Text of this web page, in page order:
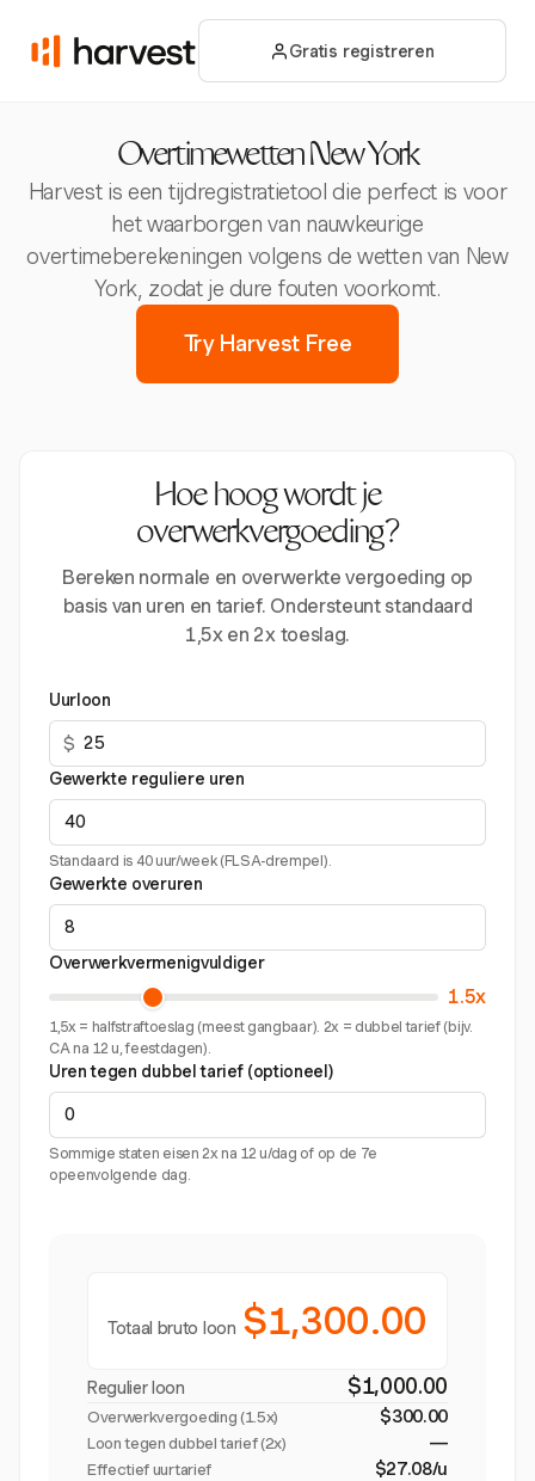
Gratis registreren
Overtimewetten New York
Harvest is een tijdregistratietool die perfect is voor
het waarborgen van nauwkeurige
overtimeberekeningen volgens de wetten van New
York, zodat je dure fouten voorkomt.
Try Harvest Free
Hoe hoog wordt je
overwerkvergoeding?
Bereken normale en overwerkte vergoeding op
basis van uren en tarief. Ondersteunt standaard
1,5x en 2x toeslag.
Uurloon
$
Gewerkte reguliere uren
Standaard is 40 uur/week (FLSA-drempel).
Gewerkte overuren
Overwerkvermenigvuldiger
1.5x
1,5x = halfstraftoeslag (meest gangbaar). 2x = dubbel tarief (bijv.
CA na 12 u, feestdagen).
Uren tegen dubbel tarief (optioneel)
Sommige staten eisen 2x na 12 u/dag of op de 7e
opeenvolgende dag.
Totaal bruto loon $1,300.00
Regulier loon $1,000.00
Overwerkvergoeding (1.5x) $300.00
Loon tegen dubbel tarief (2x) —
Effectief uurtarief $27.08/u